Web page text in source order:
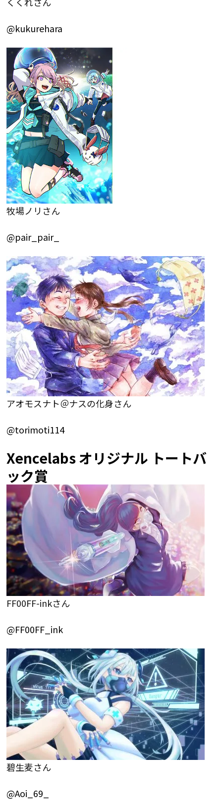
@kukurehara
牧場ノリさん
@pair_pair_
アオモスナト＠ナスの化身さん
@torimoti114
Xencelabs オリジナル トートバ
ック賞
FF00FF-inkさん
@FF00FF_ink
碧生麦さん
@Aoi_69_